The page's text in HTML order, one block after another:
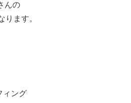
んの
ります。
ィング